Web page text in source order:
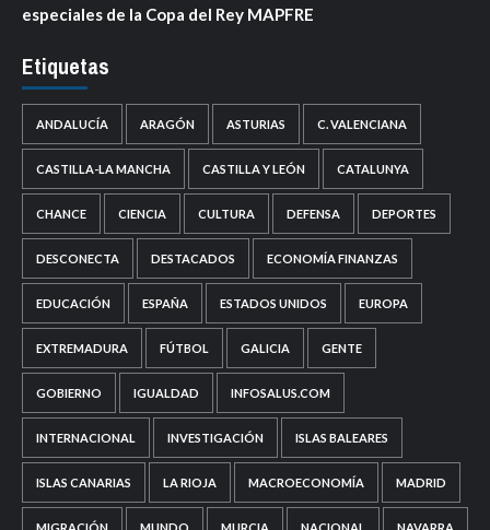
especiales de la Copa del Rey MAPFRE
Etiquetas
ANDALUCÍA ARAGÓN ASTURIAS C. VALENCIANA
CASTILLA-LA MANCHA CASTILLA Y LEÓN CATALUNYA
CHANCE CIENCIA CULTURA DEFENSA DEPORTES
DESCONECTA DESTACADOS ECONOMÍA FINANZAS
EDUCACIÓN ESPAÑA ESTADOS UNIDOS EUROPA
EXTREMADURA FÚTBOL GALICIA GENTE
GOBIERNO IGUALDAD INFOSALUS.COM
INTERNACIONAL INVESTIGACIÓN ISLAS BALEARES
ISLAS CANARIAS LA RIOJA MACROECONOMÍA MADRID